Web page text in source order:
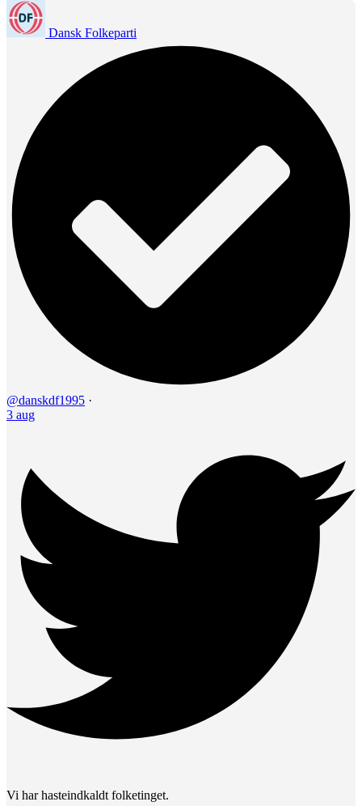
Dansk Folkeparti
@danskdf1995 ·
3 aug
Vi har hasteindkaldt folketinget.